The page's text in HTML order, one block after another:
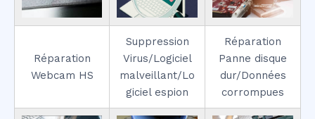
Réparation
Webcam HS
Suppression
Virus/Logiciel
malveillant/Lo
giciel espion
Réparation
Panne disque
dur/Données
corrompues